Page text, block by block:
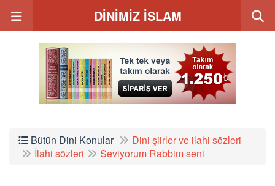
DİNİMİZ İSLAM
Bütün Dini Konular
Dini şiirler ve ilahi sözleri
İlahi sözleri
Seviyorum Rabbim seni